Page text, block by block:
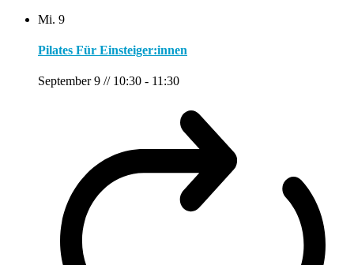
Mi. 9
Pilates Für Einsteiger:innen
September 9 // 10:30 - 11:30